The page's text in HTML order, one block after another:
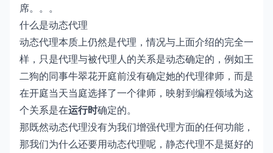
席。。。
什么是动态代理
动态代理本质上仍然是代理，情况与上面介绍的完全一
样，只是代理与被代理人的关系是动态确定的，例如王
二狗的同事牛翠花开庭前没有确定她的代理律师，而是
在开庭当天当庭选择了一个律师，映射到编程领域为这
个关系是在运行时确定的。
那既然动态代理没有为我们增强代理方面的任何功能，
那我们为什么还要用动态代理呢，静态代理不是挺好的